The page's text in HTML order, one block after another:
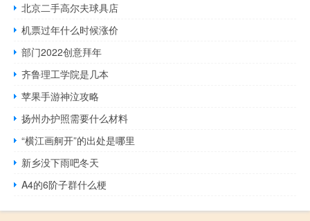
北京二手高尔夫球具店
机票过年什么时候涨价
部门2022创意拜年
齐鲁理工学院是几本
苹果手游神泣攻略
扬州办护照需要什么材料
“横江画舸开”的出处是哪里
新乡没下雨吧冬天
A4的6阶子群什么梗